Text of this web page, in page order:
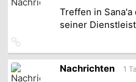
Treffen in
seiner
zum
Originalbeitrag
Nachrichten 1